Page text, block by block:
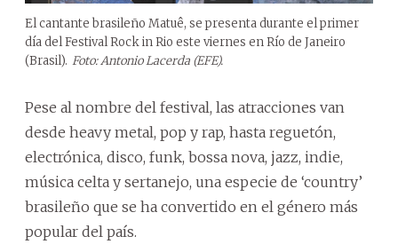
El cantante brasileño Matuê, se presenta durante el primer
día del Festival Rock in Rio este viernes en Río de Janeiro
(Brasil). Foto: Antonio Lacerda (EFE).
Pese al nombre del festival, las atracciones van
desde heavy metal, pop y rap, hasta reguetón,
electrónica, disco, funk, bossa nova, jazz, indie,
música celta y sertanejo, una especie de ‘country’
brasileño que se ha convertido en el género más
popular del país.